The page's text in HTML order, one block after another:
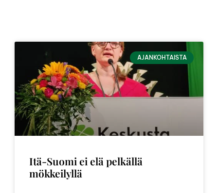
AJANKOHTAISTA
Itä-Suomi ei elä pelkällä
mökkeilyllä